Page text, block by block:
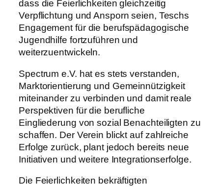
dass die Feierlichkeiten gleichzeitig
Verpflichtung und Ansporn seien, Teschs
Engagement für die berufspädagogische
Jugendhilfe fortzuführen und
weiterzuentwickeln.
Spectrum e.V. hat es stets verstanden,
Marktorientierung und Gemeinnützigkeit
miteinander zu verbinden und damit reale
Perspektiven für die berufliche
Eingliederung von sozial Benachteiligten zu
schaffen. Der Verein blickt auf zahlreiche
Erfolge zurück, plant jedoch bereits neue
Initiativen und weitere Integrationserfolge.
Die Feierlichkeiten bekräftigten